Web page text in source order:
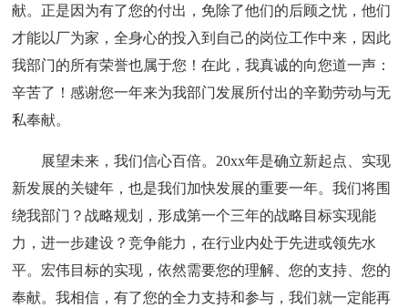
献。正是因为有了您的付出，免除了他们的后顾之忧，他们
才能以厂为家，全身心的投入到自己的岗位工作中来，因此
我部门的所有荣誉也属于您！在此，我真诚的向您道一声：
辛苦了！感谢您一年来为我部门发展所付出的辛勤劳动与无
私奉献。
展望未来，我们信心百倍。20xx年是确立新起点、实现
新发展的关键年，也是我们加快发展的重要一年。我们将围
绕我部门？战略规划，形成第一个三年的战略目标实现能
力，进一步建设？竞争能力，在行业内处于先进或领先水
平。宏伟目标的实现，依然需要您的理解、您的支持、您的
奉献。我相信，有了您的全力支持和参与，我们就一定能再